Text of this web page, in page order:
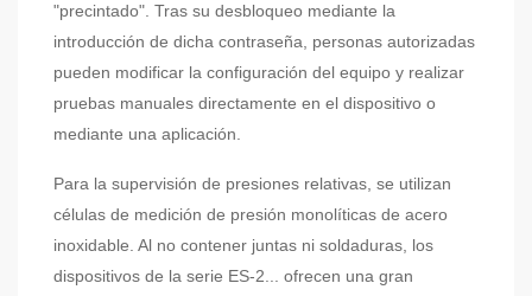
"precintado". Tras su desbloqueo mediante la
introducción de dicha contraseña, personas autorizadas
pueden modificar la configuración del equipo y realizar
pruebas manuales directamente en el dispositivo o
mediante una aplicación.
Para la supervisión de presiones relativas, se utilizan
células de medición de presión monolíticas de acero
inoxidable. Al no contener juntas ni soldaduras, los
dispositivos de la serie ES-2... ofrecen una gran